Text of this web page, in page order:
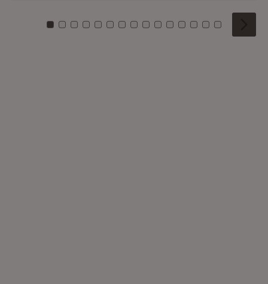
Zu Kachel: 0
Zu Kachel: 1
Zu Kachel: 2
Zu Kachel: 3
Zu Kachel: 4
Zu Kachel: 5
Zu Kachel: 6
Zu Kachel: 7
Zu Kachel: 8
Zu Kachel: 9
Zu Kachel: 10
Zu Kachel: 11
Zu Kachel: 12
Zu Kachel:
Zu